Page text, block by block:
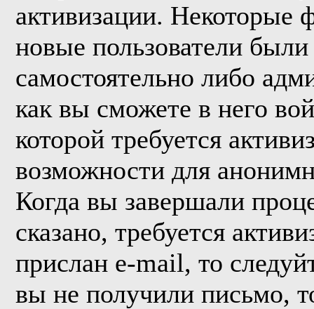
активизации. Некоторые
новые пользователи
самостоятельно либо
как вы сможете в него
которой требуется
возможности для
Когда вы завершали
сказано, требуется
прислан e-mail, то
вы не получили письмо,